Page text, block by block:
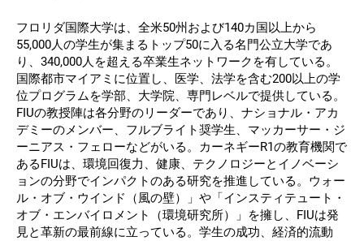
フロリダ国際大学は、全米50州および140カ国以上から
55,000人の学生が集まるトップ50に入る名門公立大学であ
り、340,000人を超える卒業生ネットワークを有している。
国際都市マイアミに位置し、医学、法学を含む200以上の学
位プログラムを学部、大学院、専門レベルで提供している。
FIUの教授陣は各分野のリーダーであり、ナショナル・アカ
デミーのメンバー、フルブライト奨学生、マッカーサー・ジ
ーニアス・フェローなどがいる。カーネギーR1の教育機関で
あるFIUは、環境回復力、健康、テクノロジーとイノベーシ
ョンの分野でインパクトのある研究を推進している。ウォー
ル・オブ・ウインド（風の壁）」や「インスティテュート・
オブ・エンバイロメント（環境研究所）」を擁し、FIUは発
見と革新の最前線に立っている。学生の成功、経済的流動